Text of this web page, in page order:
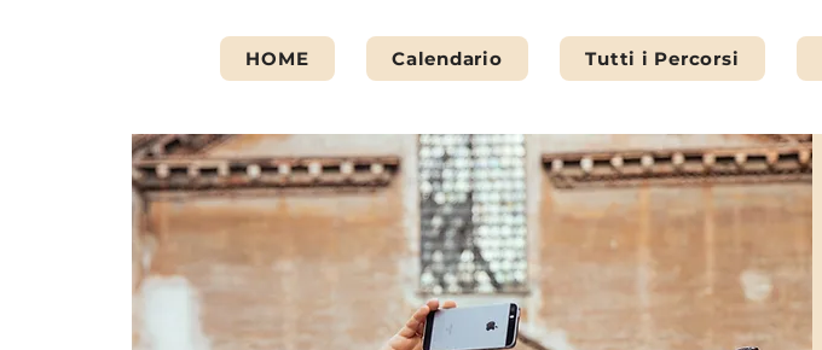
HOME Calendario Tutti i Percorsi